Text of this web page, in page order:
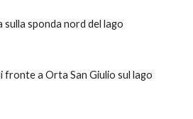
sponda nord del lago
fronte a Orta San Giulio sul lago